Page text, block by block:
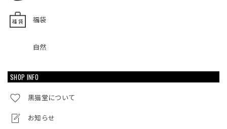
福袋
自然
SHOP INFO
黒猫堂について
お知らせ